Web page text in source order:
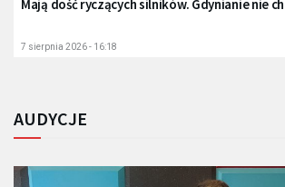
Mają dość ryczących silników. Gdynianie nie
7 sierpnia 2026 - 16:18
AUDYCJE